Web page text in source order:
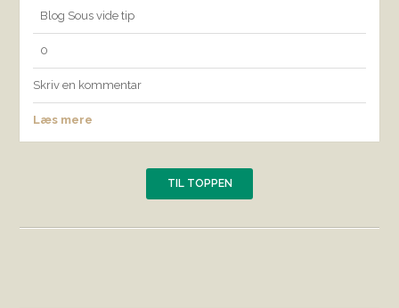
Blog Sous vide tip
0
Skriv en kommentar
Læs mere
TIL TOPPEN